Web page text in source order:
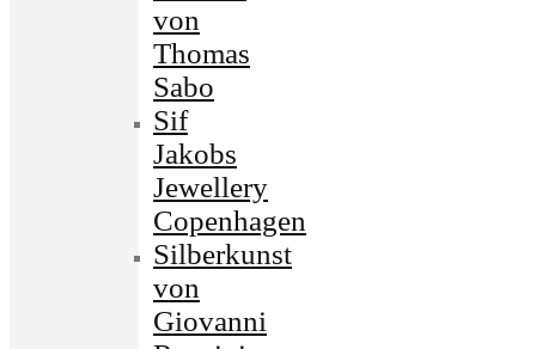
von
Thomas
Sabo
Sif
Jakobs
Jewellery
Copenhagen
Silberkunst
von
Giovanni